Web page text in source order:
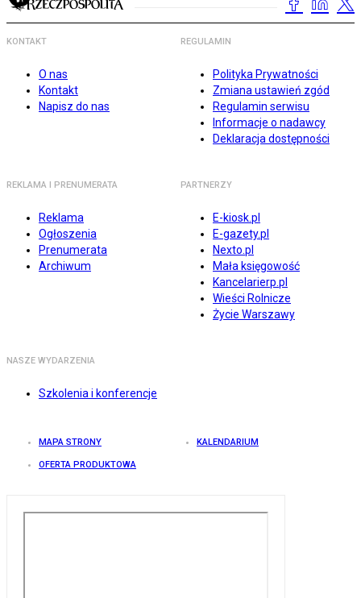
KONTAKT
O nas
Kontakt
Napisz do nas
REGULAMIN
Polityka Prywatności
Zmiana ustawień zgód
Regulamin serwisu
Informacje o nadawcy
Deklaracja dostępności
REKLAMA I PRENUMERATA
Reklama
Ogłoszenia
Prenumerata
Archiwum
PARTNERZY
E-kiosk.pl
E-gazety.pl
Nexto.pl
Mała księgowość
Kancelarierp.pl
Wieści Rolnicze
Życie Warszawy
NASZE WYDARZENIA
Szkolenia i konferencje
MAPA STRONY KALENDARIUM
OFERTA PRODUKTOWA